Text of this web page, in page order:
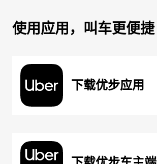
使用应用，叫车更便捷
下载优步应用